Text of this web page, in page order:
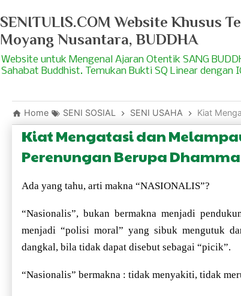
SENITULIS.COM Website Khusus
Moyang Nusantara, BUDDHA
Website untuk Mengenal Ajaran Otentik SANG
Sahabat Buddhist. Temukan Bukti SQ Linear dengan
Home SENI SOSIAL SENI USAHA Kiat
Kiat Mengatasi dan
Perenungan Berupa Dhamma,
Ada yang tahu, arti makna “NASIONALIS”?
“Nasionalis”, bukan bermakna menjadi
menjadi “polisi moral” yang sibuk mengutuk
dangkal, bila tidak dapat disebut sebagai “picik”.
“Nasionalis” bermakna : tidak menyakiti, tidak